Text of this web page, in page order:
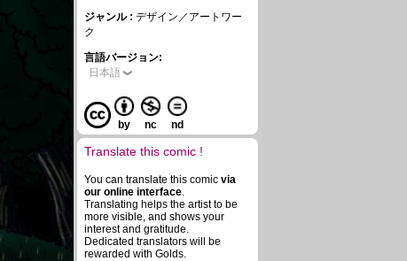
ジャンル : デザイン／アートワー
ク
言語バージョン:
日本語
by nc nd
Translate this comic !
You can translate this comic via
our online interface.
Translating helps the artist to be
more visible, and shows your
interest and gratitude.
Dedicated translators will be
rewarded with Golds.